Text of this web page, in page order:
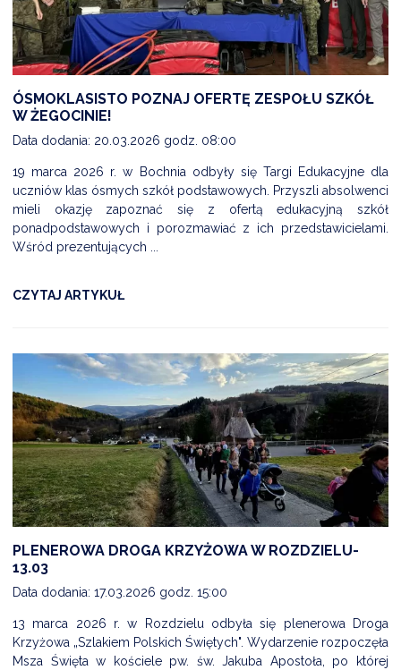
ÓSMOKLASISTO POZNAJ OFERTĘ ZESPOŁU SZKÓŁ
W ŻEGOCINIE!
Data dodania: 20.03.2026 godz. 08:00
19 marca 2026 r. w Bochnia odbyły się Targi Edukacyjne dla
uczniów klas ósmych szkół podstawowych. Przyszli absolwenci
mieli okazję zapoznać się z ofertą edukacyjną szkół
ponadpodstawowych i porozmawiać z ich przedstawicielami.
Wśród prezentujących ...
CZYTAJ ARTYKUŁ
PLENEROWA DROGA KRZYŻOWA W ROZDZIELU-
13.03
Data dodania: 17.03.2026 godz. 15:00
13 marca 2026 r. w Rozdzielu odbyła się plenerowa Droga
Krzyżowa „Szlakiem Polskich Świętych". Wydarzenie rozpoczęła
Msza Święta w kościele pw. św. Jakuba Apostoła, po której